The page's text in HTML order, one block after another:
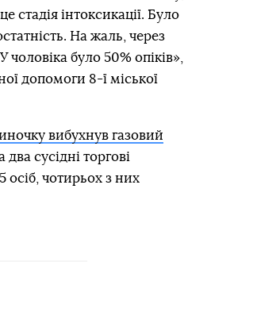
стадія інтоксикації. Було
На жаль, через
було 50% опіків»,
допомоги 8-ї міської
вибухнув газовий
сусідні торгові
осіб, чотирьох з них